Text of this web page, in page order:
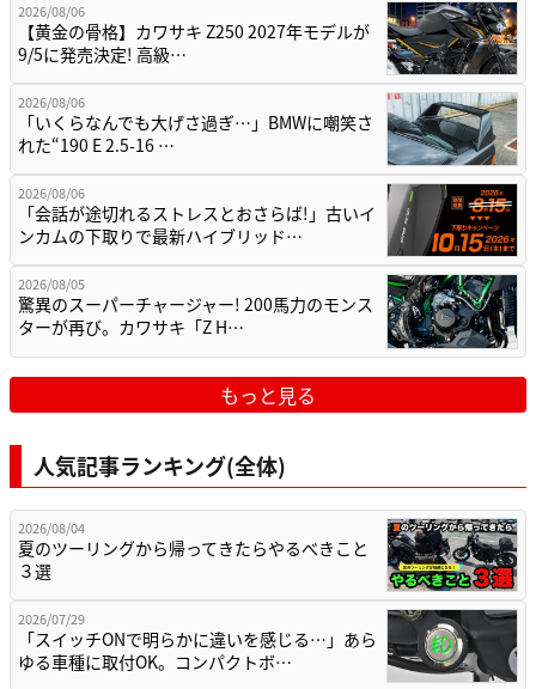
2026/08/06
【黄金の骨格】カワサキ Z250 2027年モデルが
9/5に発売決定! 高級…
2026/08/06
「いくらなんでも大げさ過ぎ…」BMWに嘲笑さ
れた“190 E 2.5-16 …
2026/08/06
「会話が途切れるストレスとおさらば!」古いイ
ンカムの下取りで最新ハイブリッド…
2026/08/05
驚異のスーパーチャージャー! 200馬力のモンス
ターが再び。カワサキ「Z H…
もっと見る
人気記事ランキング(全体)
2026/08/04
夏のツーリングから帰ってきたらやるべきこと
３選
2026/07/29
「スイッチONで明らかに違いを感じる…」あら
ゆる車種に取付OK。コンパクトボ…